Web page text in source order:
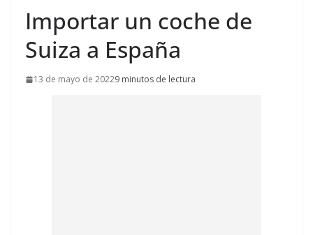
Importar un coche de
Suiza a España
13 de mayo de 20229 minutos de lectura